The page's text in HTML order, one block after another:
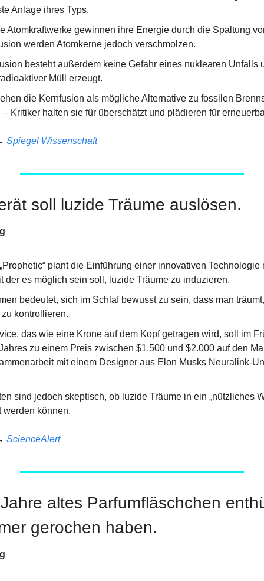
Anlage ihres Typs.
Atomkraftwerke gewinnen ihre Energie durch die Spaltung
werden Atomkerne jedoch verschmolzen.
besteht außerdem keine Gefahr eines nuklearen Unfalls
Müll erzeugt.
die Kernfusion als mögliche Alternative zu fossilen
Kritiker halten sie für überschätzt und plädieren für
Spiegel Wissenschaft
soll luzide Träume auslösen.
plant die Einführung einer innovativen Technologie
der es möglich sein soll, luzide Träume zu induzieren.
bedeutet, sich im Schlaf bewusst zu sein, dass man
kontrollieren.
das wie eine Krone auf dem Kopf getragen wird, soll im
zu einem Preis zwischen $1.500 und $2.000 auf den
mit einem Designer aus Elon Musks Neuralink-
sind jedoch skeptisch, ob luzide Träume in ein „nützliches
werden können.
ScienceAlert
altes Parfumfläschchen
gerochen haben.